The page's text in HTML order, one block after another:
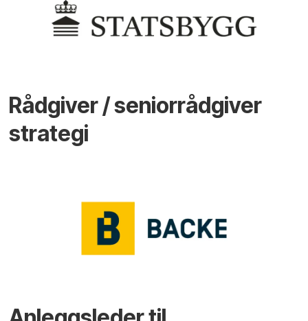
Rådgiver / seniorrådgiver
strategi